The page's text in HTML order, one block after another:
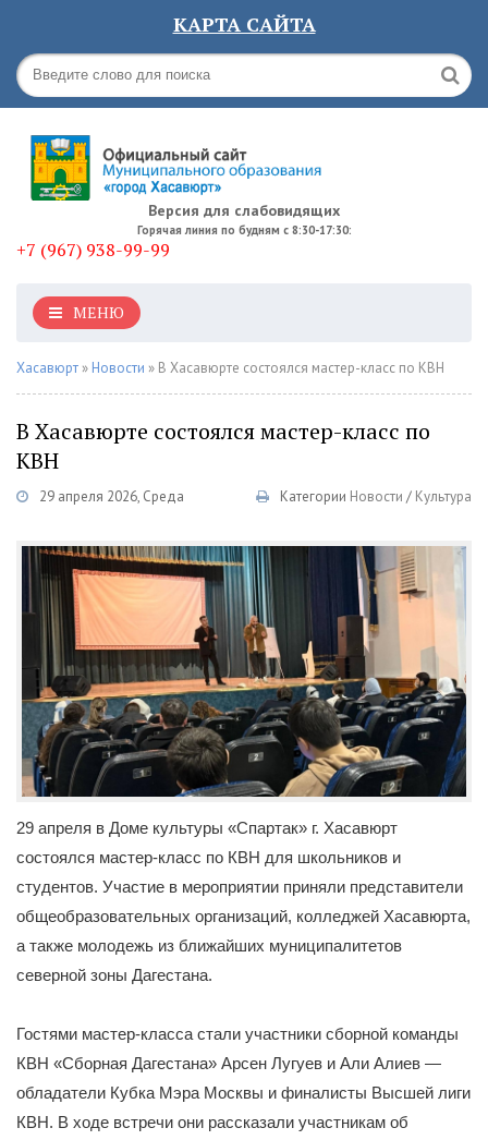
КАРТА САЙТА
Версия для слабовидящих
Горячая линия по будням с 8:30-17:30:
+7 (967) 938-99-99
МЕНЮ
Хасавюрт » Новости » В Хасавюрте состоялся мастер-класс по КВН
В Хасавюрте состоялся мастер-класс по
КВН
29 апреля 2026, Среда Категории Новости / Культура
29 апреля в Доме культуры «Спартак» г. Хасавюрт
состоялся мастер-класс по КВН для школьников и
студентов. Участие в мероприятии приняли представители
общеобразовательных организаций, колледжей Хасавюрта,
а также молодежь из ближайших муниципалитетов
северной зоны Дагестана.
Гостями мастер-класса стали участники сборной команды
КВН «Сборная Дагестана» Арсен Лугуев и Али Алиев —
обладатели Кубка Мэра Москвы и финалисты Высшей лиги
КВН. В ходе встречи они рассказали участникам об